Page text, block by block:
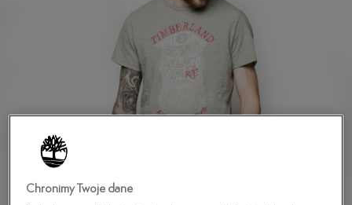
Chronimy Twoje dane